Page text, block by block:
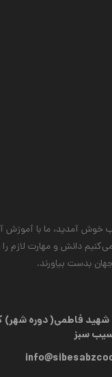
آمدید، ما با آموزش
دانش و مهارت لازم را
بدست بیاورند.
سبز